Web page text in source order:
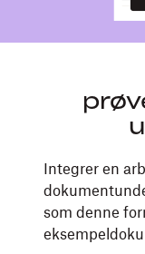
Integrer en
som denne